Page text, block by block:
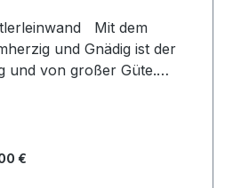
Mit dem
und Gnädig ist der
und von großer Güte.
Zuschlag für Sperrgut in
€